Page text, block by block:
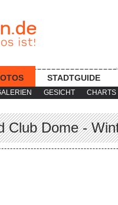
GESICHT CHARTS
STADTGUIDE
Club Dome -